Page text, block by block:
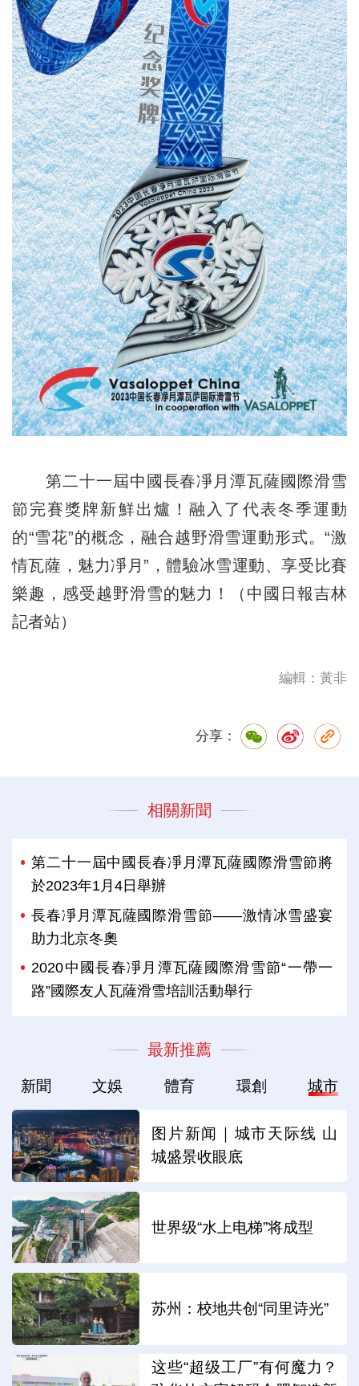
第二十一屆中國長春凈月潭瓦薩國際滑雪
節完賽獎牌新鮮出爐！融入了代表冬季運動
的“雪花”的概念，融合越野滑雪運動形式。“激
情瓦薩，魅力凈月”，體驗冰雪運動、享受比賽
樂趣，感受越野滑雪的魅力！（中國日報吉林
記者站）
編輯：黃非
分享：
相關新聞
第二十一屆中國長春凈月潭瓦薩國際滑雪節將
於2023年1月4日舉辦
長春凈月潭瓦薩國際滑雪節——激情冰雪盛宴
助力北京冬奧
2020中國長春凈月潭瓦薩國際滑雪節“一帶一
路”國際友人瓦薩滑雪培訓活動舉行
最新推薦
新聞 文娛 體育 環創 城市
图片新闻｜城市天际线 山
城盛景收眼底
世界级“水上电梯”将成型
苏州：校地共创“同里诗光”
这些“超级工厂”有何魔力？